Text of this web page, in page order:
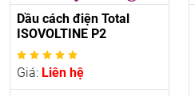
Dầu cách điện Total
ISOVOLTINE P2
Giá: Liên hệ